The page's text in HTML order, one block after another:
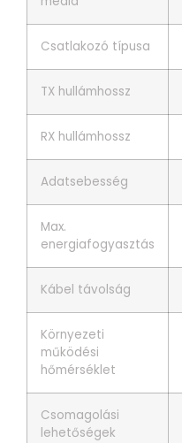
Csatlakozó típusa
TX hullámhossz
RX hullámhossz
Adatsebesség
Max.
energiafogyasztás
Kábel távolság
Környezeti
működési
hőmérséklet
Csomagolási
lehetőségek